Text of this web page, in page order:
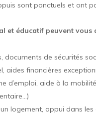
sont ponctuels et ont
et éducatif peuvent vous
documents de sécurités
aides financières
d’emploi, aide à la
logement, appui dans